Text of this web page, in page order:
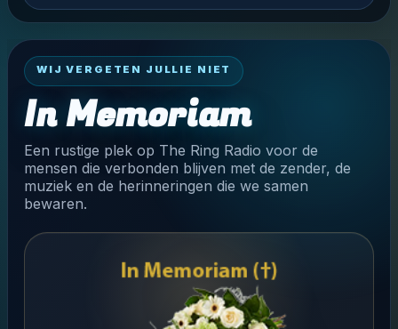
WIJ VERGETEN JULLIE NIET
In Memoriam
Een rustige plek op The Ring Radio voor de
mensen die verbonden blijven met de zender, de
muziek en de herinneringen die we samen
bewaren.